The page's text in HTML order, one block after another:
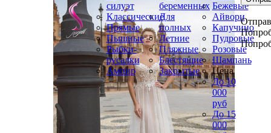
силуэт
Классические
Прямые
Пышные
Рыбки-
русалки
Ампир
беременных
Для
полных
Летние
Пляжные
Блестящие
Закрытые
Бежевые
Айвори
Капучино
Пудровые
Розовые
Шампань
Цена
До 10
000
руб
До 15
000